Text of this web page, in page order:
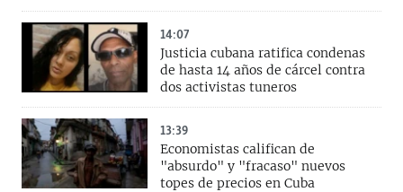
14:07
Justicia cubana ratifica condenas
de hasta 14 años de cárcel contra
dos activistas tuneros
13:39
Economistas califican de
"absurdo" y "fracaso" nuevos
topes de precios en Cuba